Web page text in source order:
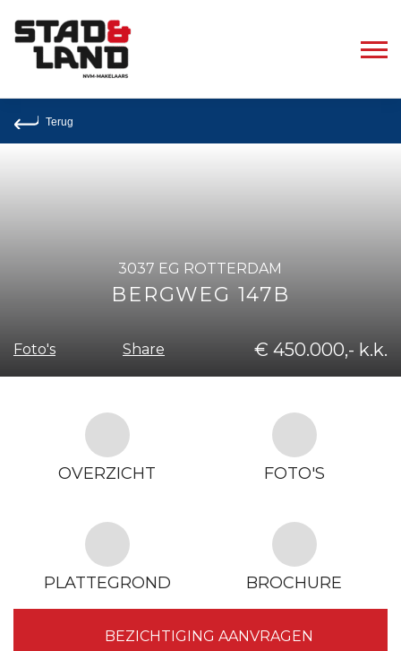
Terug
3037 EG ROTTERDAM
BERGWEG 147B
Foto's Share € 450.000,- k.k.
OVERZICHT FOTO'S
PLATTEGROND BROCHURE
BEZICHTIGING AANVRAGEN